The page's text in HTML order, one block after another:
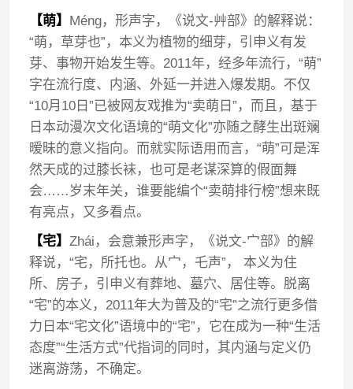
【萌】 Méng，形声字，《说文-艸部》的解释说：
“萌，草芽也”，本义为植物的细芽，引申义有发
芽、事物开始发生等。2011年，经多年流行，“萌”
字在流行度、内涵、外延一并进入爆发期。不仅
“10月10日”已被网友戏推为“卖萌日”，而且，基于
日本动漫次文化语境的“萌文化”亦随之酵生出斑斓
暧昧的意义指向。而就实际语用而言，“萌”可是浑
然天成的过膝长袜，也可是老谋深算的假面舞
会……岁末年关，谁要能编个“卖萌排行榜”想来既
有亮点，又多看点。
【宅】Zhái，会意兼形声字，《说文-宀部》的解
释说，“宅，所托也。从宀，乇声”， 本义为住
所、房子，引申义有葬地、墓穴、居住等。脱离
“宅”的本义，2011年大为普及的“宅”之流行更多借
力日本“宅文化”语境中的“宅”，它在成为一种“生活
态度”“生活方式”代指词的同时，其内涵与定义仍
迷离游荡，不确定。